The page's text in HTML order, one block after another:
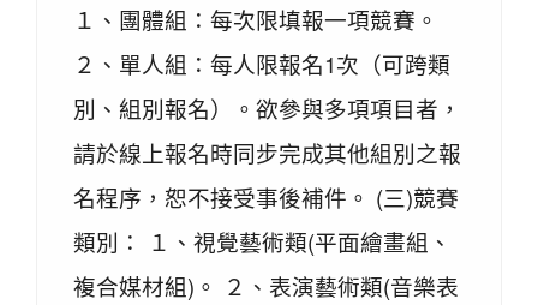
１、團體組：每次限填報一項競賽。
２、單人組：每人限報名1次（可跨類
別、組別報名）。欲參與多項項目者，
請於線上報名時同步完成其他組別之報
名程序，恕不接受事後補件。 (三)競賽
類別： １、視覺藝術類(平面繪畫組、
複合媒材組)。 ２、表演藝術類(音樂表